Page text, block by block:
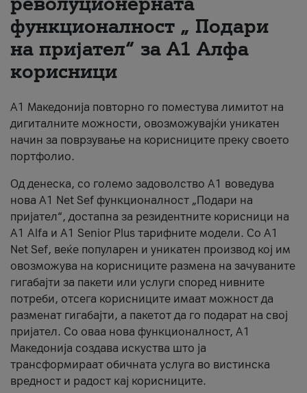
За нас
#ПодобарОнлајн
функционалност „ Подари
на пријател“ за А1 Алфа
корисници
А1 Македонија повторно го поместува лимитот на
дигиталните можности, овозможувајќи уникатен
начин за поврзување на корисниците преку своето
портфолио.
Од денеска, со големо задоволство А1 воведува
нова A1 Net Sef функционалност „Подари на
пријател“, достапна за резидентните корисници на
А1 Alfa и A1 Senior Plus тарифните модели. Со A1
Net Sef, веќе популарен и уникатен производ кој им
овозможува на корисниците размена на зачуваните
гигабајти за пакети или услуги според нивните
потреби, отсега корисниците имаат можност да
разменат гигабајти, а пакетот да го подарат на свој
пријател. Со оваа нова функционалност, А1
Македонија создава искуства што ја
трансформираат обичната услуга во вистинска
вредност и радост кај корисниците.